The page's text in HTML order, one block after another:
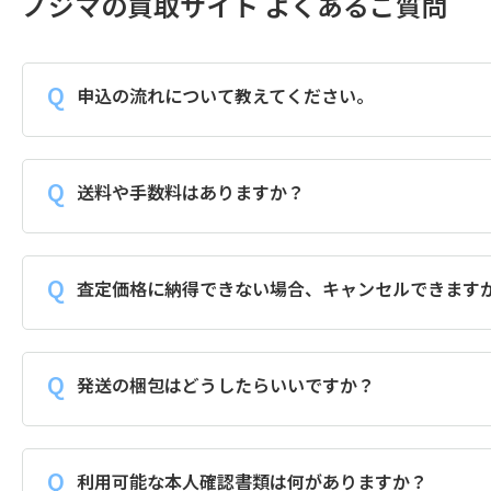
申込の流れについて教えてください。
送料や手数料はありますか？
査定価格に納得できない場合、キャンセルできます
発送の梱包はどうしたらいいですか？
利用可能な本人確認書類は何がありますか？